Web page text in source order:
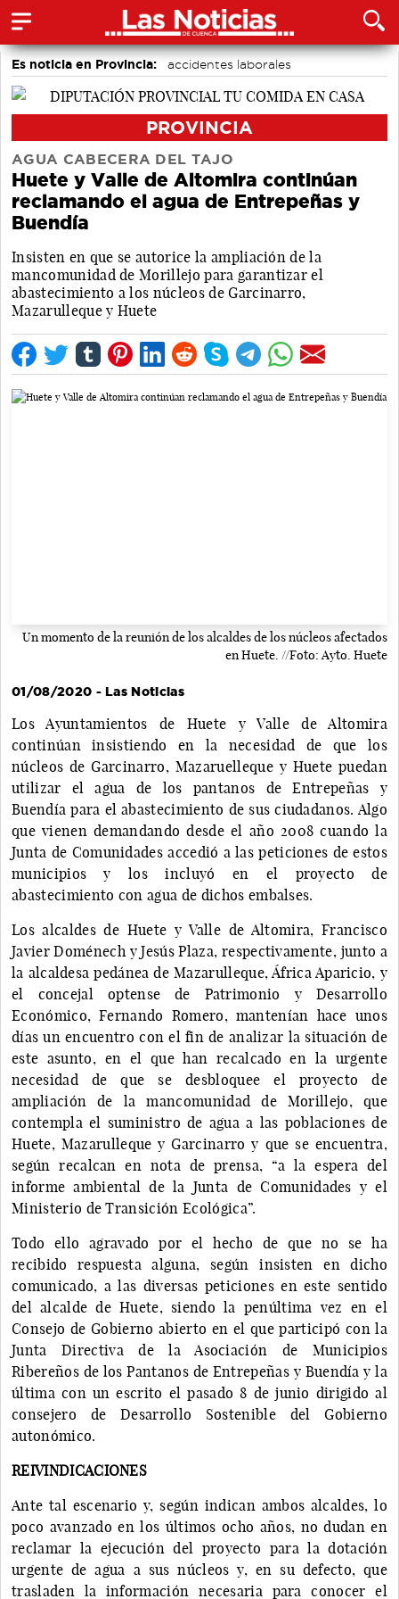
Es noticia en Provincia:
accidentes laborales
Medio Ambiente
PROVINCIA
AGUA CABECERA DEL TAJO
Huete y Valle de Altomira continúan
reclamando el agua de Entrepeñas y
Buendía
Insisten en que se autorice la ampliación de la
mancomunidad de Morillejo para garantizar el
abastecimiento a los núcleos de Garcinarro,
Mazarulleque y Huete
Un momento de la reunión de los alcaldes de los núcleos afectados
en Huete. //Foto: Ayto. Huete
01/08/2020 - Las Noticias
Los Ayuntamientos de Huete y Valle de Altomira
continúan insistiendo en la necesidad de que los
núcleos de Garcinarro, Mazaruelleque y Huete puedan
utilizar el agua de los pantanos de Entrepeñas y
Buendía para el abastecimiento de sus ciudadanos. Algo
que vienen demandando desde el año 2008 cuando la
Junta de Comunidades accedió a las peticiones de estos
municipios y los incluyó en el proyecto de
abastecimiento con agua de dichos embalses.
Los alcaldes de Huete y Valle de Altomira, Francisco
Javier Doménech y Jesús Plaza, respectivamente, junto a
la alcaldesa pedánea de Mazarulleque, África Aparicio, y
el concejal optense de Patrimonio y Desarrollo
Económico, Fernando Romero, mantenían hace unos
días un encuentro con el fin de analizar la situación de
este asunto, en el que han recalcado en la urgente
necesidad de que se desbloquee el proyecto de
ampliación de la mancomunidad de Morillejo, que
contempla el suministro de agua a las poblaciones de
Huete, Mazarulleque y Garcinarro y que se encuentra,
según recalcan en nota de prensa, “a la espera del
informe ambiental de la Junta de Comunidades y el
Ministerio de Transición Ecológica”.
Todo ello agravado por el hecho de que no se ha
recibido respuesta alguna, según insisten en dicho
comunicado, a las diversas peticiones en este sentido
del alcalde de Huete, siendo la penúltima vez en el
Consejo de Gobierno abierto en el que participó con la
Junta Directiva de la Asociación de Municipios
Ribereños de los Pantanos de Entrepeñas y Buendía y la
última con un escrito el pasado 8 de junio dirigido al
consejero de Desarrollo Sostenible del Gobierno
autonómico.
REIVINDICACIONES
Ante tal escenario y, según indican ambos alcaldes, lo
poco avanzado en los últimos ocho años, no dudan en
reclamar la ejecución del proyecto para la dotación
urgente de agua a sus núcleos y, en su defecto, que
trasladen la información necesaria para conocer el